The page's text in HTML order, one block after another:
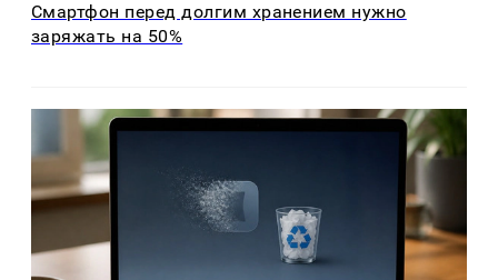
Смартфон перед долгим хранением нужно
заряжать на 50%